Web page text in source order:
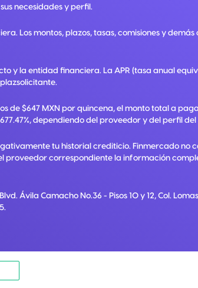
necesidades y perfil.
Los montos, plazos, tasas, comisiones y
y la entidad financiera. La APR (tasa anual
de $647 MXN por quincena, el monto total a
dependiendo del proveedor y del perfil del
tu historial crediticio. Finmercado no
correspondiente la información
Ávila Camacho No.36 - Pisos 10 y 12, Col.
.